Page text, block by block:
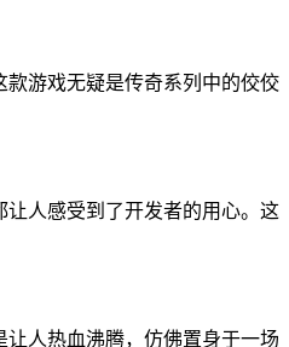
游戏无疑是传奇系列中的佼佼
人感受到了开发者的用心。这
人热血沸腾，仿佛置身于一场